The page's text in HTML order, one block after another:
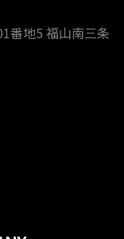
番地5 福山南三条